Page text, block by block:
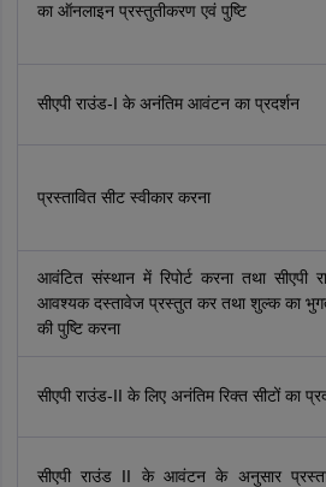
का ऑनलाइन प्रस्तुतीकरण एवं पुष्टि
सीएपी राउंड-I के अनंतिम आवंटन का प्रदर्शन
प्रस्तावित सीट स्वीकार करना
आवंटित संस्थान में रिपोर्ट करना तथा सीएपी
आवश्यक दस्तावेज प्रस्तुत कर तथा शुल्क का
की पुष्टि करना
सीएपी राउंड-II के लिए अनंतिम रिक्त सीटों का
सीएपी राउंड II के आवंटन के अनुसार